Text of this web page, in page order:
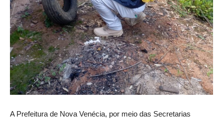
A Prefeitura de Nova Venécia, por meio das Secretarias